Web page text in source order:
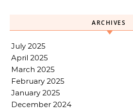
ARCHIVES
July 2025
April 2025
March 2025
February 2025
January 2025
December 2024